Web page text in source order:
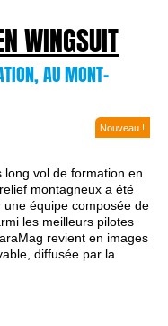
WINGSUIT
AU MONT-
Nouveau !
long vol de formation en
montagneux a été
une équipe composée de
les meilleurs pilotes
revient en images
diffusée par la